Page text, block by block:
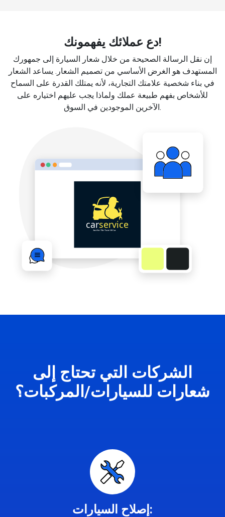
دع عملائك يفهمونك!
إن نقل الرسالة الصحيحة من خلال شعار السيارة إلى جمهورك
المستهدف هو الغرض الأساسي من تصميم الشعار. يساعد الشعار
في بناء شخصية علامتك التجارية، لأنه يمتلك القدرة على السماح
للأشخاص بفهم طبيعة عملك ولماذا يجب عليهم اختياره على
الآخرين الموجودين في السوق.
الشركات التي تحتاج إلى
شعارات للسيارات/المركبات؟
إصلاح السيارات: